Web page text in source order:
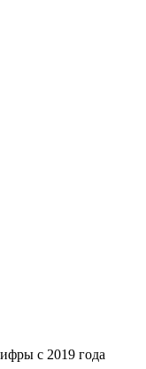
с 2019 года